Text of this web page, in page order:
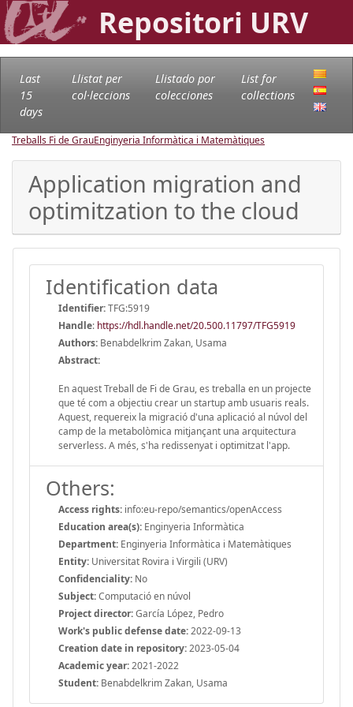
Repositori URV
Last
15
days
Llistat per
col·leccions
Llistado por
colecciones
List for
collections
Treballs Fi de GrauEnginyeria Informàtica i Matemàtiques
Application migration and
optimitzation to the cloud
Identification data
Identifier:TFG:5919
Handle: https://hdl.handle.net/20.500.11797/TFG5919
Authors: Benabdelkrim Zakan, Usama
Abstract:
En aquest Treball de Fi de Grau, es treballa en un projecte
que té com a objectiu crear un startup amb usuaris reals.
Aquest, requereix la migració d'una aplicació al núvol del
camp de la metabolòmica mitjançant una arquitectura
serverless. A més, s'ha redissenyat i optimitzat l'app.
Others:
Access rights: info:eu-repo/semantics/openAccess
Education area(s): Enginyeria Informàtica
Department: Enginyeria Informàtica i Matemàtiques
Entity: Universitat Rovira i Virgili (URV)
Confidenciality: No
Subject:Computació en núvol
Project director:García López, Pedro
Work's public defense date:2022-09-13
Creation date in repository:2023-05-04
Academic year:2021-2022
Student: Benabdelkrim Zakan, Usama